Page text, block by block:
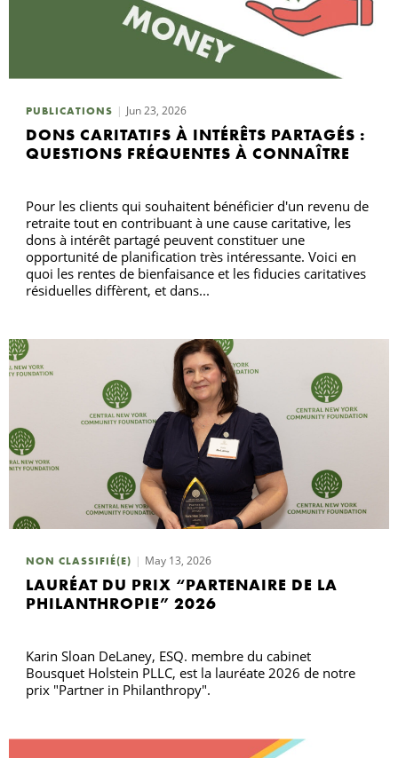
PUBLICATIONS Jun 23, 2026
DONS CARITATIFS À INTÉRÊTS PARTAGÉS :
QUESTIONS FRÉQUENTES À CONNAÎTRE
Pour les clients qui souhaitent bénéficier d'un revenu de
retraite tout en contribuant à une cause caritative, les
dons à intérêt partagé peuvent constituer une
opportunité de planification très intéressante. Voici en
quoi les rentes de bienfaisance et les fiducies caritatives
résiduelles diffèrent, et dans...
NON CLASSIFIÉ(E) May 13, 2026
LAURÉAT DU PRIX “PARTENAIRE DE LA
PHILANTHROPIE” 2026
Karin Sloan DeLaney, ESQ. membre du cabinet
Bousquet Holstein PLLC, est la lauréate 2026 de notre
prix "Partner in Philanthropy".